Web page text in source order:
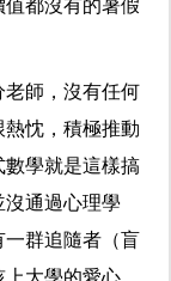
都沒有的暑假
師，沒有任何
忱，積極推動
學就是這樣搞
沒通過心理學
群追隨者（盲